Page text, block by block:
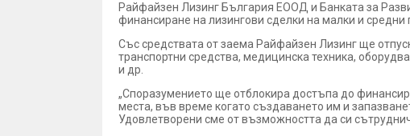
Райфайзен Лизинг България ЕООД и Банката за
финансиране на лизингови сделки на малки и
Със средствата от заема Райфайзен Лизинг ще
транспортни средства, медицинска техника,
и др.
„Споразумението ще отблокира достъпа до
места, във време когато създаването им и
Удовлетворени сме от възможността да си